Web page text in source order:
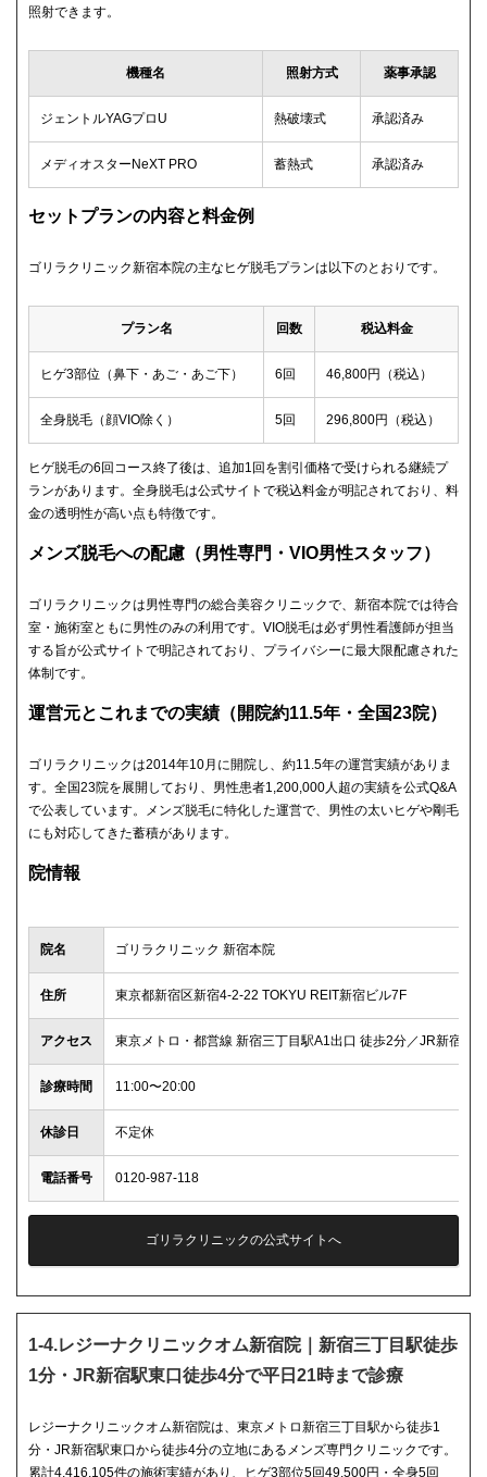
照射できます。
機種名 照射方式 薬事承認
ジェントルYAGプロU 熱破壊式 承認済み
メディオスターNeXT PRO 蓄熱式 承認済み
セットプランの内容と料金例
ゴリラクリニック新宿本院の主なヒゲ脱毛プランは以下のとおりです。
プラン名 回数 税込料金
ヒゲ3部位（鼻下・あご・あご下） 6回 46,800円（税込）
全身脱毛（顔VIO除く） 5回 296,800円（税込）
ヒゲ脱毛の6回コース終了後は、追加1回を割引価格で受けられる継続プ
ランがあります。全身脱毛は公式サイトで税込料金が明記されており、料
金の透明性が高い点も特徴です。
メンズ脱毛への配慮（男性専門・VIO男性スタッフ）
ゴリラクリニックは男性専門の総合美容クリニックで、新宿本院では待合
室・施術室ともに男性のみの利用です。VIO脱毛は必ず男性看護師が担当
する旨が公式サイトで明記されており、プライバシーに最大限配慮された
体制です。
運営元とこれまでの実績（開院約11.5年・全国23院）
ゴリラクリニックは2014年10月に開院し、約11.5年の運営実績がありま
す。全国23院を展開しており、男性患者1,200,000人超の実績を公式Q&A
で公表しています。メンズ脱毛に特化した運営で、男性の太いヒゲや剛毛
にも対応してきた蓄積があります。
院情報
院名 ゴリラクリニック 新宿本院
住所 東京都新宿区新宿4-2-22 TOKYU REIT新宿ビル7F
アクセス 東京メトロ・都営線 新宿三丁目駅A1出口 徒歩2分／JR新宿駅
診療時間 11:00〜20:00
休診日 不定休
電話番号 0120-987-118
ゴリラクリニックの公式サイトへ
1-4.レジーナクリニックオム新宿院｜新宿三丁目駅徒歩
1分・JR新宿駅東口徒歩4分で平日21時まで診療
レジーナクリニックオム新宿院は、東京メトロ新宿三丁目駅から徒歩1
分・JR新宿駅東口から徒歩4分の立地にあるメンズ専門クリニックです。
累計4,416,105件の施術実績があり、ヒゲ3部位5回49,500円・全身5回